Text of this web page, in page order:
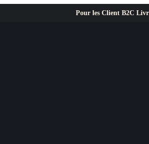
Pour les Client B2C Livraison